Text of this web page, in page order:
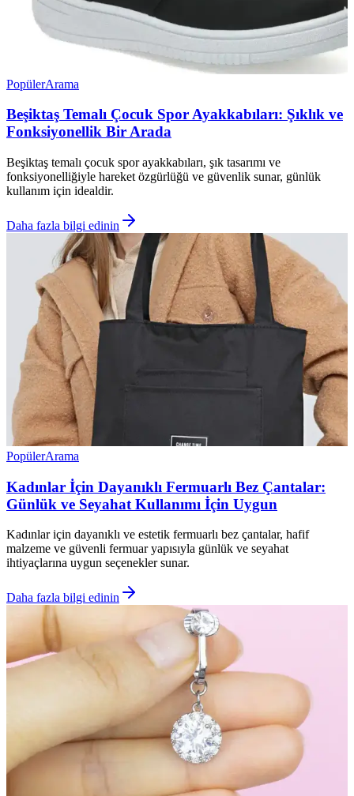
PopülerArama
Beşiktaş Temalı Çocuk Spor Ayakkabıları: Şıklık ve
Fonksiyonellik Bir Arada
Beşiktaş temalı çocuk spor ayakkabıları, şık tasarımı ve
fonksiyonelliğiyle hareket özgürlüğü ve güvenlik sunar, günlük
kullanım için idealdir.
Daha fazla bilgi edinin
PopülerArama
Kadınlar İçin Dayanıklı Fermuarlı Bez Çantalar:
Günlük ve Seyahat Kullanımı İçin Uygun
Kadınlar için dayanıklı ve estetik fermuarlı bez çantalar, hafif
malzeme ve güvenli fermuar yapısıyla günlük ve seyahat
ihtiyaçlarına uygun seçenekler sunar.
Daha fazla bilgi edinin